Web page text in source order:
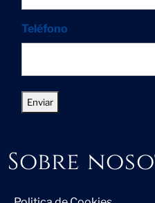
Teléfono
Sobre